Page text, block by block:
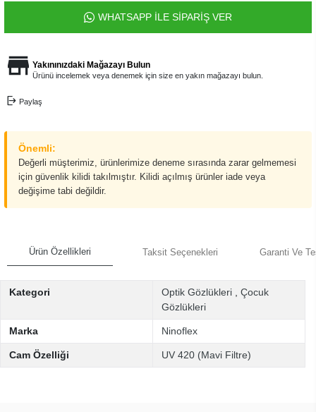
WHATSAPP İLE SİPARİŞ VER
Yakınınızdaki Mağazayı Bulun
Ürünü incelemek veya denemek için size en yakın mağazayı bulun.
Paylaş
Önemli:
Değerli müşterimiz, ürünlerimize deneme sırasında zarar gelmemesi
için güvenlik kilidi takılmıştır. Kilidi açılmış ürünler iade veya
değişime tabi değildir.
Ürün Özellikleri Taksit Seçenekleri Garanti Ve
Kategori Optik Gözlükleri
Çocuk
Gözlükleri
Marka Ninoflex
Cam Özelliği UV 420 (Mavi Filtre)